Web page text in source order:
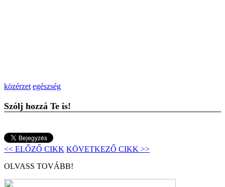
közérzet egészség
Szólj hozzá Te is!
<< ELŐZŐ CIKK KÖVETKEZŐ CIKK >>
OLVASS TOVÁBB!